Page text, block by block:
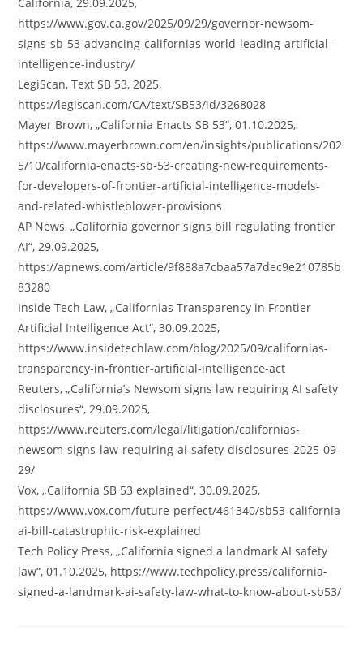
https://www.gov.ca.gov/2025/09/29/governor-newsom-
signs-sb-53-advancing-californias-world-leading-artificial-
intelligence-industry/
LegiScan, Text SB 53, 2025,
https://legiscan.com/CA/text/SB53/id/3268028
Mayer Brown, „California Enacts SB 53“, 01.10.2025,
https://www.mayerbrown.com/en/insights/publications/202
5/10/california-enacts-sb-53-creating-new-requirements-
for-developers-of-frontier-artificial-intelligence-models-
and-related-whistleblower-provisions
AP News, „California governor signs bill regulating frontier
AI“, 29.09.2025,
https://apnews.com/article/9f888a7cbaa57a7dec9e210785b
83280
Inside Tech Law, „Californias Transparency in Frontier
Artificial Intelligence Act“, 30.09.2025,
https://www.insidetechlaw.com/blog/2025/09/californias-
transparency-in-frontier-artificial-intelligence-act
Reuters, „California’s Newsom signs law requiring AI safety
disclosures“, 29.09.2025,
https://www.reuters.com/legal/litigation/californias-
newsom-signs-law-requiring-ai-safety-disclosures-2025-09-
29/
Vox, „California SB 53 explained“, 30.09.2025,
https://www.vox.com/future-perfect/461340/sb53-california-
ai-bill-catastrophic-risk-explained
Tech Policy Press, „California signed a landmark AI safety
law“, 01.10.2025, https://www.techpolicy.press/california-
signed-a-landmark-ai-safety-law-what-to-know-about-sb53/